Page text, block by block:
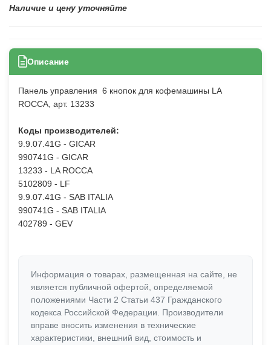
Наличие и цену уточняйте
Описание
Панель управления 6 кнопок для кофемашины LA
ROCCA, арт. 13233
Коды производителей:
9.9.07.41G - GICAR
990741G - GICAR
13233 - LA ROCCA
5102809 - LF
9.9.07.41G - SAB ITALIA
990741G - SAB ITALIA
402789 - GEV
Информация о товарах, размещенная на сайте, не
является публичной офертой, определяемой
положениями Части 2 Статьи 437 Гражданского
кодекса Российской Федерации. Производители
вправе вносить изменения в технические
характеристики, внешний вид, стоимость и